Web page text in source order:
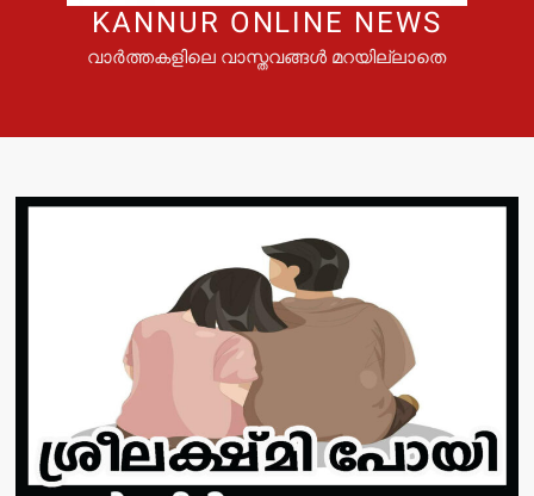
KANNUR ONLINE NEWS
വാർത്തകളിലെ വാസ്തവങ്ങൾ മറയില്ലാതെ